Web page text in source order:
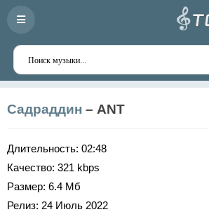
Садраддин – ANT
Длительность: 02:48
Качество: 321 kbps
Размер: 6.4 Мб
Релиз: 24 Июль 2022